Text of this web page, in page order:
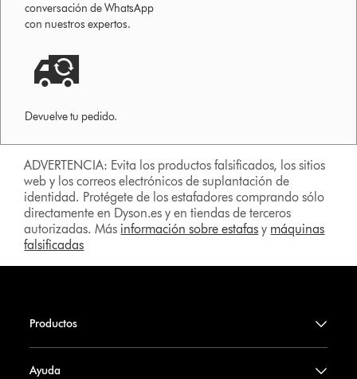
conversación de WhatsApp
con nuestros expertos.
Devuelve tu pedido.
ADVERTENCIA: Evita los productos falsificados, los sitios
web y los correos electrónicos de suplantación de
identidad. Protégete de los estafadores comprando sólo
directamente en Dyson.es y en tiendas de terceros
autorizadas. Más información sobre estafas y máquinas
falsificadas
Productos
Ayuda